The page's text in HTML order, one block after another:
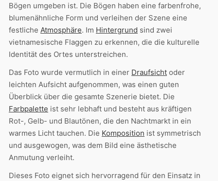
Bögen umgeben ist. Die Bögen haben eine farbenfrohe,
blumenähnliche Form und verleihen der Szene eine
festliche Atmosphäre. Im Hintergrund sind zwei
vietnamesische Flaggen zu erkennen, die die kulturelle
Identität des Ortes unterstreichen.
Das Foto wurde vermutlich in einer Draufsicht oder
leichten Aufsicht aufgenommen, was einen guten
Überblick über die gesamte Szenerie bietet. Die
Farbpalette ist sehr lebhaft und besteht aus kräftigen
Rot-, Gelb- und Blautönen, die den Nachtmarkt in ein
warmes Licht tauchen. Die Komposition ist symmetrisch
und ausgewogen, was dem Bild eine ästhetische
Anmutung verleiht.
Dieses Foto eignet sich hervorragend für den Einsatz in